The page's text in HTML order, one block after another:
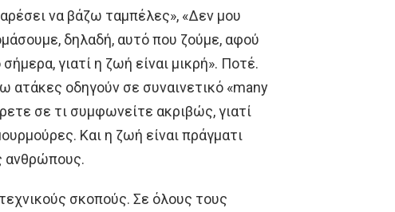
να βάζω ταμπέλες», «Δεν μου
δηλαδή, αυτό που ζούμε, αφού
γιατί η ζωή είναι μικρή». Ποτέ.
οδηγούν σε συναινετικό «many
σε τι συμφωνείτε ακριβώς, γιατί
Και η ζωή είναι πράγματι
ανθρώπους.
σκοπούς. Σε όλους τους